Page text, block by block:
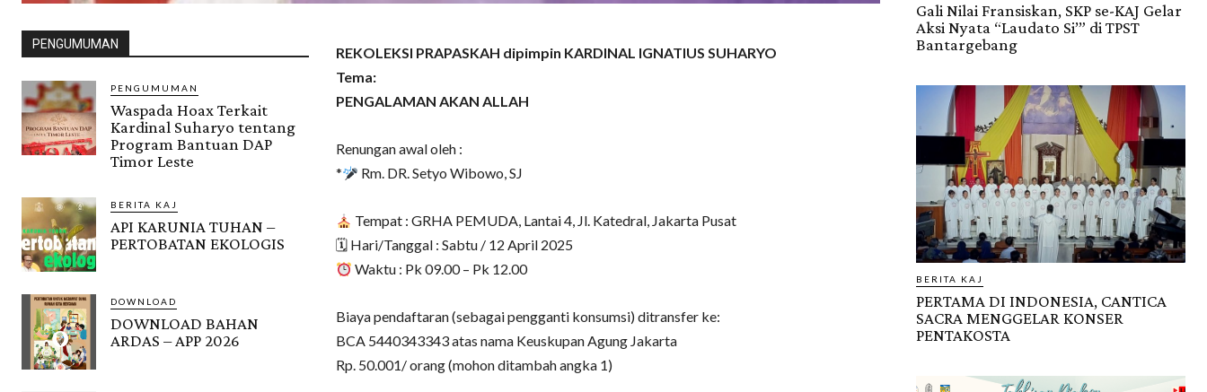
PENGUMUMAN
PENGUMUMAN
Waspada Hoax Terkait
Kardinal Suharyo tentang
Program Bantuan DAP
Timor Leste
BERITA KAJ
API KARUNIA TUHAN –
PERTOBATAN EKOLOGIS
DOWNLOAD
DOWNLOAD BAHAN
ARDAS – APP 2026
REKOLEKSI PRAPASKAH dipimpin KARDINAL IGNATIUS SUHARYO
Tema:
PENGALAMAN AKAN ALLAH
Renungan awal oleh :
*
Rm. DR. Setyo Wibowo, SJ
Tempat : GRHA PEMUDA, Lantai 4, Jl. Katedral, Jakarta Pusat
🗓 Hari/Tanggal : Sabtu / 12 April 2025
Waktu : Pk 09.00 – Pk 12.00
Biaya pendaftaran (sebagai pengganti konsumsi) ditransfer ke:
BCA 5440343343 atas nama Keuskupan Agung Jakarta
Rp. 50.001/ orang (mohon ditambah angka 1)
Gali Nilai Fransiskan, SKP se-KAJ Gelar
Aksi Nyata “Laudato Si’” di TPST
Bantargebang
BERITA KAJ
PERTAMA DI INDONESIA, CANTICA
SACRA MENGGELAR KONSER
PENTAKOSTA